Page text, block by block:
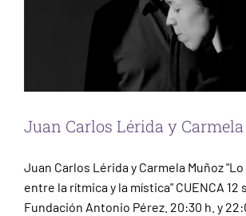
Juan Carlos Lérida y
Juan Carlos Lérida y Carmela Muñoz
entre la rítmica y la mística" CUENCA
Fundación Antonio Pérez. 20:30 h. y